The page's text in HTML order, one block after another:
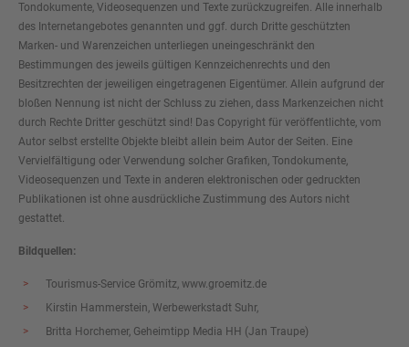
Tondokumente, Videosequenzen und Texte zurückzugreifen. Alle innerhalb
des Internetangebotes genannten und ggf. durch Dritte geschützten
Marken- und Warenzeichen unterliegen uneingeschränkt den
Bestimmungen des jeweils gültigen Kennzeichenrechts und den
Besitzrechten der jeweiligen eingetragenen Eigentümer. Allein aufgrund der
bloßen Nennung ist nicht der Schluss zu ziehen, dass Markenzeichen nicht
durch Rechte Dritter geschützt sind! Das Copyright für veröffentlichte, vom
Autor selbst erstellte Objekte bleibt allein beim Autor der Seiten. Eine
Vervielfältigung oder Verwendung solcher Grafiken, Tondokumente,
Videosequenzen und Texte in anderen elektronischen oder gedruckten
Publikationen ist ohne ausdrückliche Zustimmung des Autors nicht
gestattet.
Bildquellen:
Tourismus-Service Grömitz,www.groemitz.de
Kirstin Hammerstein, Werbewerkstadt Suhr,
Britta Horchemer, Geheimtipp Media HH (Jan Traupe)